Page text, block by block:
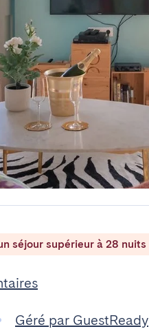
séjour supérieur à 28 nuits
Géré par GuestReady